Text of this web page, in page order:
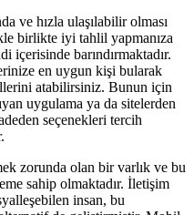
ve hızla ulaşılabilir olması
birlikte iyi tahlil yapmanıza
içerisinde barındırmaktadır.
en uygun kişi bularak
atabilirsiniz. Bunun için
uygulama ya da sitelerden
seçenekleri tercih
zorunda olan bir varlık ve bu
sahip olmaktadır. İletişim
insan, bu